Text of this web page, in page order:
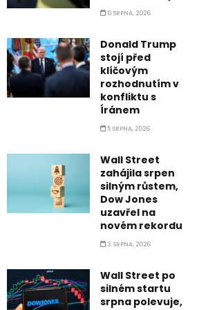
6 SRPNA, 2026
Donald Trump
stojí před
klíčovým
rozhodnutím v
konfliktu s
Íránem
5 SRPNA, 2026
Wall Street
zahájila srpen
silným růstem,
Dow Jones
uzavřel na
novém rekordu
3 SRPNA, 2026
Wall Street po
silném startu
srpna polevuje,